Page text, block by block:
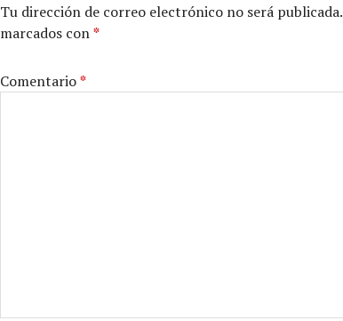
Tu dirección de correo electrónico no será publicada.
marcados con*
Comentario*